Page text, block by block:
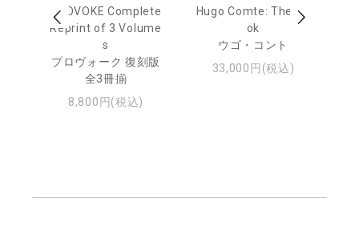
PROVOKE Complete
Reprint of 3 Volume
s
プロヴォーク 復刻版
全3冊揃
8,800円(税込)
Hugo Comte: The Bo
ok
ウゴ・コント
33,000円(税込)